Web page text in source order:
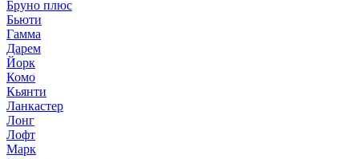
Бруно плюс
Бьюти
Гамма
Дарем
Йорк
Комо
Кьянти
Ланкастер
Лонг
Лофт
Марк